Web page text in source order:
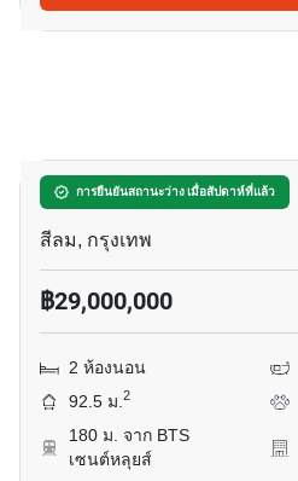
การยืนยันสถานะว่าง เมื่อสัปดาห์ที่แล้ว
เทตต์ สาทร 12
สีลม, กรุงเทพ
฿29,000,000
2 ห้องนอน
92.5 ม.2
180 ม. จาก BTS
เซนต์หลุยส์